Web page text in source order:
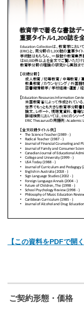
【この資料をPDFで開く
ご契約形態・価格